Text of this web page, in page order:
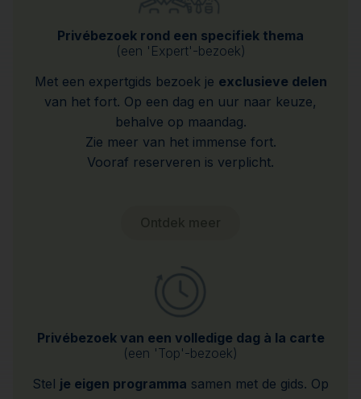
Privébezoek rond een specifiek thema
(een 'Expert'-bezoek)
Met een expertgids bezoek je exclusieve delen
van het fort. Op een dag en uur naar keuze,
behalve op maandag.
Zie meer van het immense fort.
Vooraf reserveren is verplicht.
Privébezoek van een volledige dag à la carte
(een 'Top'-bezoek)
Stel je eigen programma samen met de gids. Op